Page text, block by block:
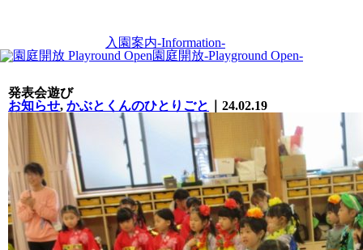
入園案内-Information-
園庭開放-Playground Open-
発表会遊び
お知らせ, かぶとくんのひとりごと ｜24.02.19